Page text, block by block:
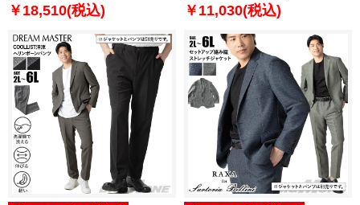
シャブル スマリラ 春夏新作
￥18,510(税込)
軽量 ウォッシャブル スマリラ 春
￥11,030(税込)